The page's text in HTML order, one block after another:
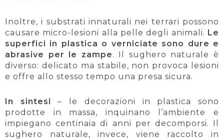
Inoltre, i substrati innaturali nei terrari possono
causare micro-lesioni alla pelle degli animali. Le
superfici in plastica o verniciate sono dure e
abrasive per le zampe. Il sughero naturale è
diverso: delicato ma stabile, non provoca lesioni
e offre allo stesso tempo una presa sicura.
In sintesi – le decorazioni in plastica sono
prodotte in massa, inquinano l’ambiente e
impiegano centinaia di anni per decomporsi. Il
sughero naturale, invece, viene raccolto in